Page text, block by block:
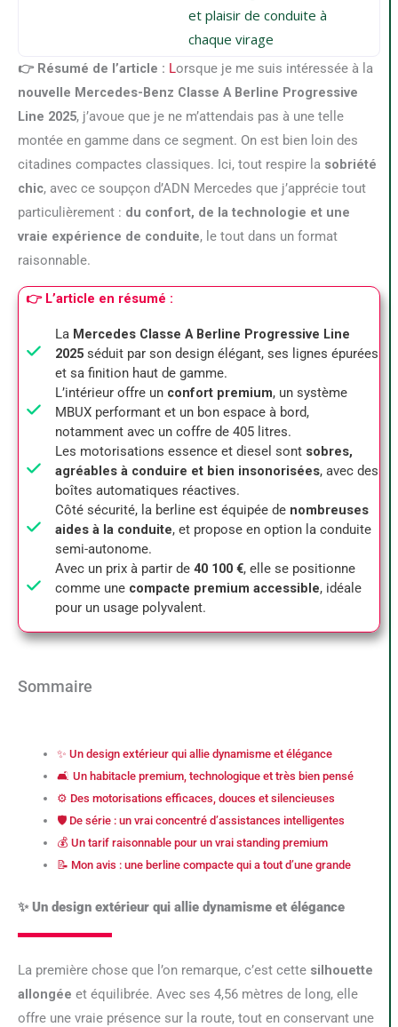
et plaisir de conduite à
chaque virage
👉 Résumé de l’article : Lorsque je me suis intéressée à la
nouvelle Mercedes-Benz Classe A Berline Progressive
Line 2025, j’avoue que je ne m’attendais pas à une telle
montée en gamme dans ce segment. On est bien loin des
citadines compactes classiques. Ici, tout respire la sobriété
chic, avec ce soupçon d’ADN Mercedes que j’apprécie tout
particulièrement : du confort, de la technologie et une
vraie expérience de conduite, le tout dans un format
raisonnable.
👉 L’article en résumé :
La Mercedes Classe A Berline Progressive Line
2025 séduit par son design élégant, ses lignes épurées
et sa finition haut de gamme.
L’intérieur offre un confort premium, un système
MBUX performant et un bon espace à bord,
notamment avec un coffre de 405 litres.
Les motorisations essence et diesel sont sobres,
agréables à conduire et bien insonorisées, avec des
boîtes automatiques réactives.
Côté sécurité, la berline est équipée de nombreuses
aides à la conduite, et propose en option la conduite
semi-autonome.
Avec un prix à partir de 40 100 €, elle se positionne
comme une compacte premium accessible, idéale
pour un usage polyvalent.
Sommaire
✨ Un design extérieur qui allie dynamisme et élégance
🛋️ Un habitacle premium, technologique et très bien pensé
⚙️ Des motorisations efficaces, douces et silencieuses
🛡️ De série : un vrai concentré d’assistances intelligentes
💰 Un tarif raisonnable pour un vrai standing premium
📝 Mon avis : une berline compacte qui a tout d’une grande
✨ Un design extérieur qui allie dynamisme et élégance
La première chose que l’on remarque, c’est cette silhouette
allongée et équilibrée. Avec ses 4,56 mètres de long, elle
offre une vraie présence sur la route, tout en conservant une